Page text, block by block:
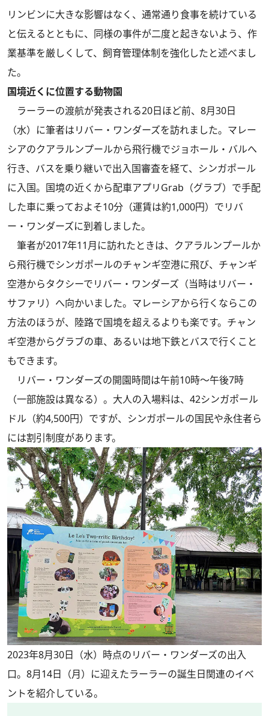
リンビンに大きな影響はなく、通常通り食事を続けている
と伝えるとともに、同様の事件が二度と起きないよう、作
業基準を厳しくして、飼育管理体制を強化したと述べまし
た。
国境近くに位置する動物園
ラーラーの渡航が発表される20日ほど前、8月30日
（水）に筆者はリバー・ワンダーズを訪れました。マレー
シアのクアラルンプールから飛行機でジョホール・バルへ
行き、バスを乗り継いで出入国審査を経て、シンガポール
に入国。国境の近くから配車アプリGrab（グラブ）で手配
した車に乗っておよそ10分（運賃は約1,000円）でリバ
ー・ワンダーズに到着しました。
筆者が2017年11月に訪れたときは、クアラルンプールか
ら飛行機でシンガポールのチャンギ空港に飛び、チャンギ
空港からタクシーでリバー・ワンダーズ（当時はリバー・
サファリ）へ向かいました。マレーシアから行くならこの
方法のほうが、陸路で国境を超えるよりも楽です。チャン
ギ空港からグラブの車、あるいは地下鉄とバスで行くこと
もできます。
リバー・ワンダーズの開園時間は午前10時～午後7時
（一部施設は異なる）。大人の入場料は、42シンガポール
ドル（約4,500円）ですが、シンガポールの国民や永住者ら
には割引制度があります。
2023年8月30日（水）時点のリバー・ワンダーズの出入
口。8月14日（月）に迎えたラーラーの誕生日関連のイベ
ントを紹介している。